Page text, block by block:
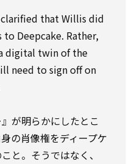
that Willis did
Deepcake. Rather,
digital twin of the
need to sign off on
が明らかにしたとこ
の肖像権をディープケ
と。そうではなく、